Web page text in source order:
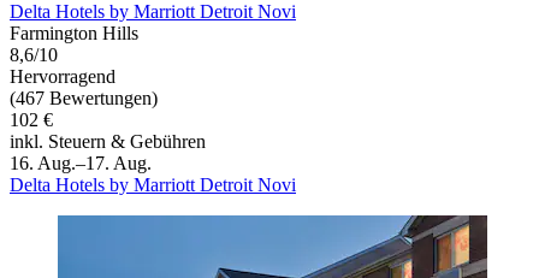
Delta Hotels by Marriott Detroit Novi
Farmington Hills
8,6/10
Hervorragend
(467 Bewertungen)
102 €
inkl. Steuern & Gebühren
16. Aug.–17. Aug.
Delta Hotels by Marriott Detroit Novi